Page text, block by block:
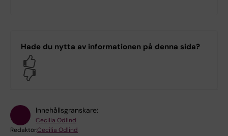
Hade du nytta av informationen på denna sida?
Innehållsgranskare:
Cecilia Odlind
Redaktör:Cecilia Odlind